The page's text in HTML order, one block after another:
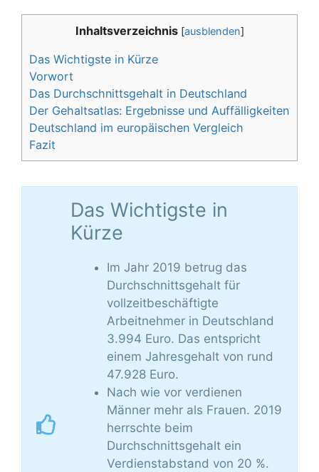
Inhaltsverzeichnis [ausblenden]
Das Wichtigste in Kürze
Vorwort
Das Durchschnittsgehalt in Deutschland
Der Gehaltsatlas: Ergebnisse und Auffälligkeiten
Deutschland im europäischen Vergleich
Fazit
Das Wichtigste in
Kürze
Im Jahr 2019 betrug das
Durchschnittsgehalt für
vollzeitbeschäftigte
Arbeitnehmer in Deutschland
3.994 Euro. Das entspricht
einem Jahresgehalt von rund
47.928 Euro.
Nach wie vor verdienen
Männer mehr als Frauen. 2019
herrschte beim
Durchschnittsgehalt ein
Verdienstabstand von 20 %.